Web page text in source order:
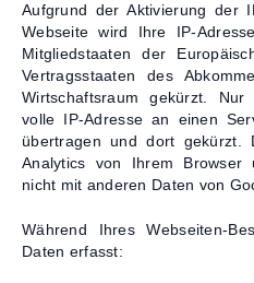
Aufgrund der Aktivierung der
Webseite wird Ihre IP-
Mitgliedstaaten der
Vertragsstaaten des
Wirtschaftsraum gekürzt.
volle IP-Adresse an einen
übertragen und dort gekürzt.
Analytics von Ihrem Browser
nicht mit anderen Daten von
Während Ihres Webseiten-
Daten erfasst: